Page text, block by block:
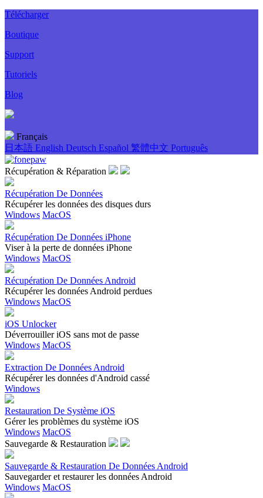
Télécharger
Boutique
Support
Tutoriels
Blog
Français
日本語 English Deutsch Español 繁體中文 Português
Récupération & Réparation
Récupération De Données
Récupérer les données des disques durs
Windows MacOS
Récupération De Données iPhone
Viser à la perte de données iPhone
Windows MacOS
Récupération De Données Android
Récupérer les données Android perdues
Windows MacOS
iOS Unlocker
Déverrouiller iOS sans mot de passe
Windows MacOS
Extraction De Données Android
Récupérer les données d'Android cassé
Windows
Restauration De Système iOS
Gérer les problèmes du système iOS
Windows MacOS
Sauvegarde & Restauration
Sauvegarde & Restauration De Données Android
Sauvegarder et restaurer les données Android
Windows MacOS